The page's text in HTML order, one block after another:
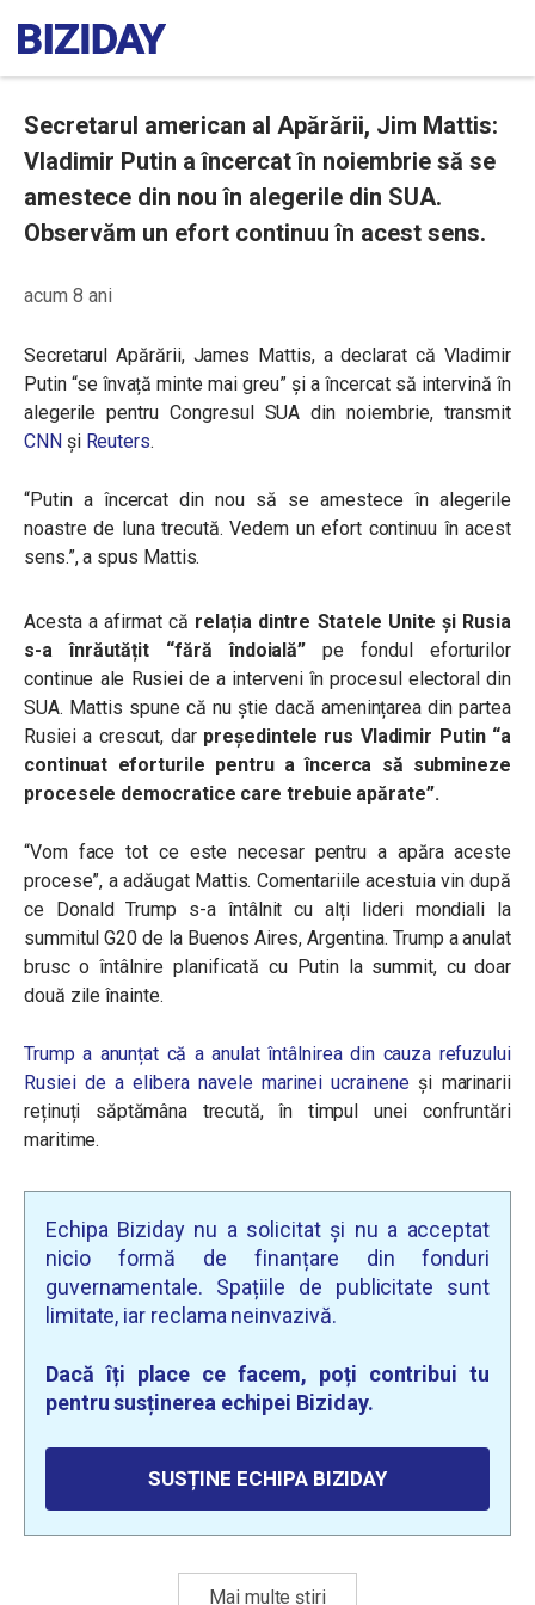
Secretarul american al Apărării, Jim Mattis:
Vladimir Putin a încercat în noiembrie să se
amestece din nou în alegerile din SUA.
Observăm un efort continuu în acest sens.
acum 8 ani
Secretarul Apărării, James Mattis, a declarat că Vladimir
Putin “se învață minte mai greu” și a încercat să intervină în
alegerilepentru Congresul SUA din noiembrie, transmit
CNNși Reuters.
“Putin a încercat din nou să se amestece în alegerile
noastre de luna trecută. Vedem un efort continuu în acest
sens.”, a spus Mattis.
Acesta a afirmat că relația dintre Statele Unite și Rusia
s-a înrăutățit “fără îndoială” pe fondul eforturilor
continue ale Rusiei de a interveni în procesul electoral din
SUA. Mattis spune că nu știe dacă amenințarea din partea
Rusiei a crescut, dar președintele rus Vladimir Putin “a
continuat eforturile pentru a încerca să submineze
procesele democratice care trebuie apărate”.
“Vom face tot ce este necesar pentru a apăra aceste
procese”, a adăugat Mattis. Comentariile acestuia vin după
ce Donald Trump s-a întâlnit cu alți lideri mondiali la
summitul G20 de la Buenos Aires, Argentina. Trump a anulat
brusc o întâlnire planificată cu Putin la summit, cu doar
două zile înainte.
Trump a anunțat că a anulat întâlnirea din cauza refuzului
Rusiei de a elibera navele marinei ucrainene și marinarii
reținuți săptămâna trecută, în timpul unei confruntări
maritime.
Echipa Biziday nu a solicitat și nu a acceptat
nicio formă de finanțare din fonduri
guvernamentale. Spațiile de publicitate sunt
limitate, iar reclama neinvazivă.
Dacă îți place ce facem, poți contribui tu
pentru susținerea echipei Biziday.
SUSȚINE ECHIPA BIZIDAY
Mai multe știri